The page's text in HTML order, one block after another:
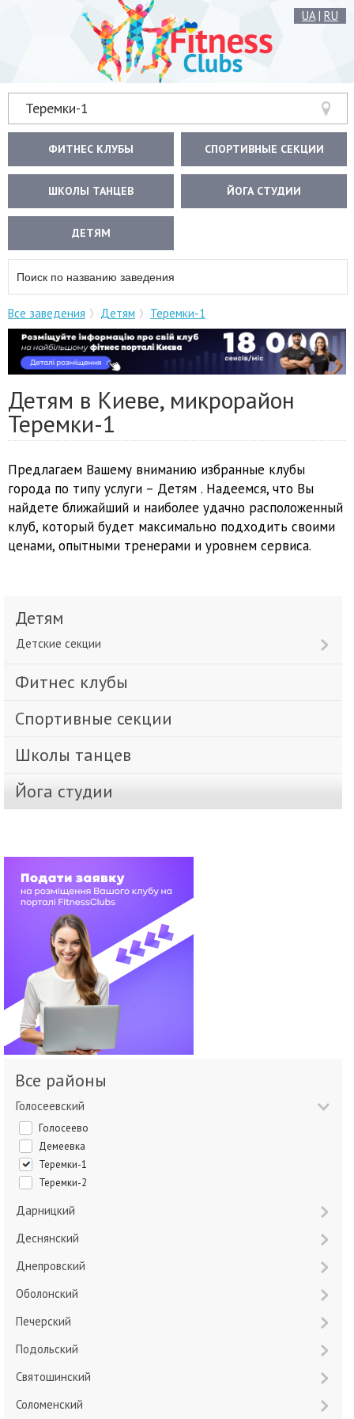
UA| RU
Теремки-1
ФИТНЕС КЛУБЫ СПОРТИВНЫЕ СЕКЦИИ
ШКОЛЫ ТАНЦЕВ ЙОГА СТУДИИ
ДЕТЯМ
Все заведения Детям Теремки-1
Детям в Киеве, микрорайон
Теремки-1
Предлагаем Вашему вниманию избранные клубы
города по типу услуги – Детям . Надеемся, что Вы
найдете ближайший и наиболее удачно расположенный
клуб, который будет максимально подходить своими
ценами, опытными тренерами и уровнем сервиса.
Детям
Детские секции
Фитнес клубы
Спортивные секции
Школы танцев
Йога студии
Все районы
Голосеевский
Голосеево
Демеевка
Теремки-1
Теремки-2
Дарницкий
Деснянский
Днепровский
Оболонский
Печерский
Подольский
Святошинский
Соломенский